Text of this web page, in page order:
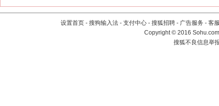
设置首页 - 搜狗输入法 - 支付中心 - 搜狐招聘 - 广告服务 - 客
Copyright©2016
搜狐不良信息举